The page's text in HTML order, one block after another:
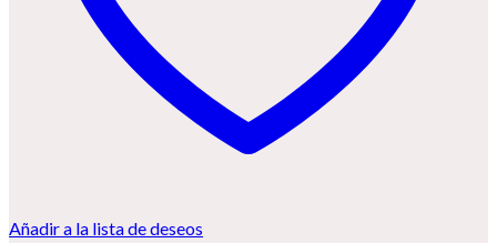
Añadir a la lista de deseos